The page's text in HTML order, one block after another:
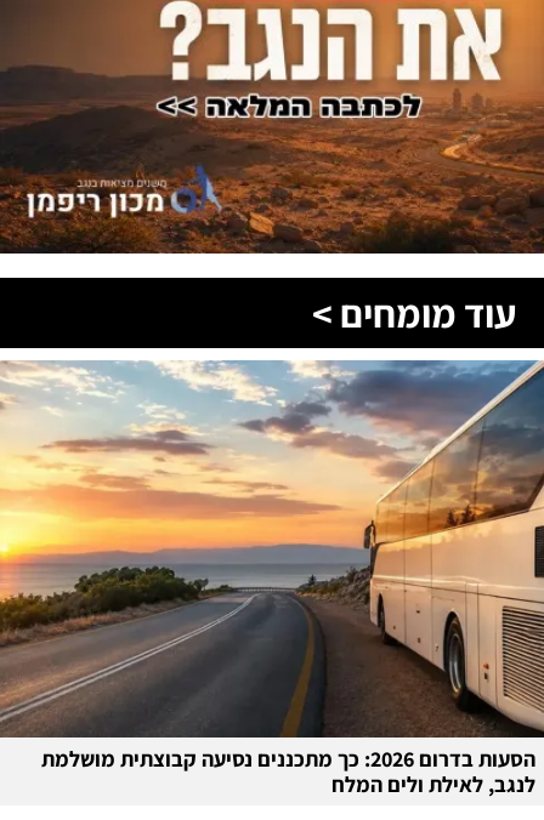
עוד מומחים >
הסעות בדרום 2026: כך מתכננים נסיעה קבוצתית מושלמת
לנגב, לאילת ולים המלח